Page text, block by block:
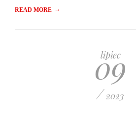
READ MORE →
lipiec
09
/ 2023